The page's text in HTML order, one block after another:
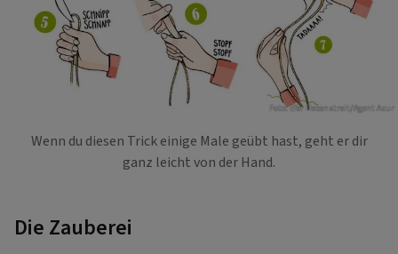
Foto: Efer Hebenstreit/Agent Azur
Wenn du diesen Trick einige Male geübt hast, geht er dir
ganz leicht von der Hand.
Die Zauberei